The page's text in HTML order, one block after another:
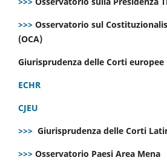
>>> Osservatorio sul
(OCA)
Giurisprudenza delle Corti europee
ECHR
CJEU
>>> Giurisprudenza delle Corti
>>> Osservatorio Paesi Area Mena